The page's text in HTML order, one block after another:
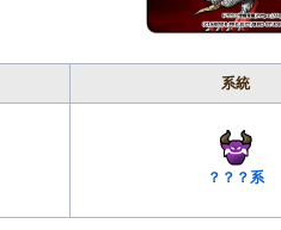
系統
？？？系